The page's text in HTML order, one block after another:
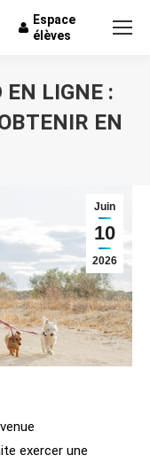
Espace
élèves
EN LIGNE :
EN
Juin
10
2026
exercer une